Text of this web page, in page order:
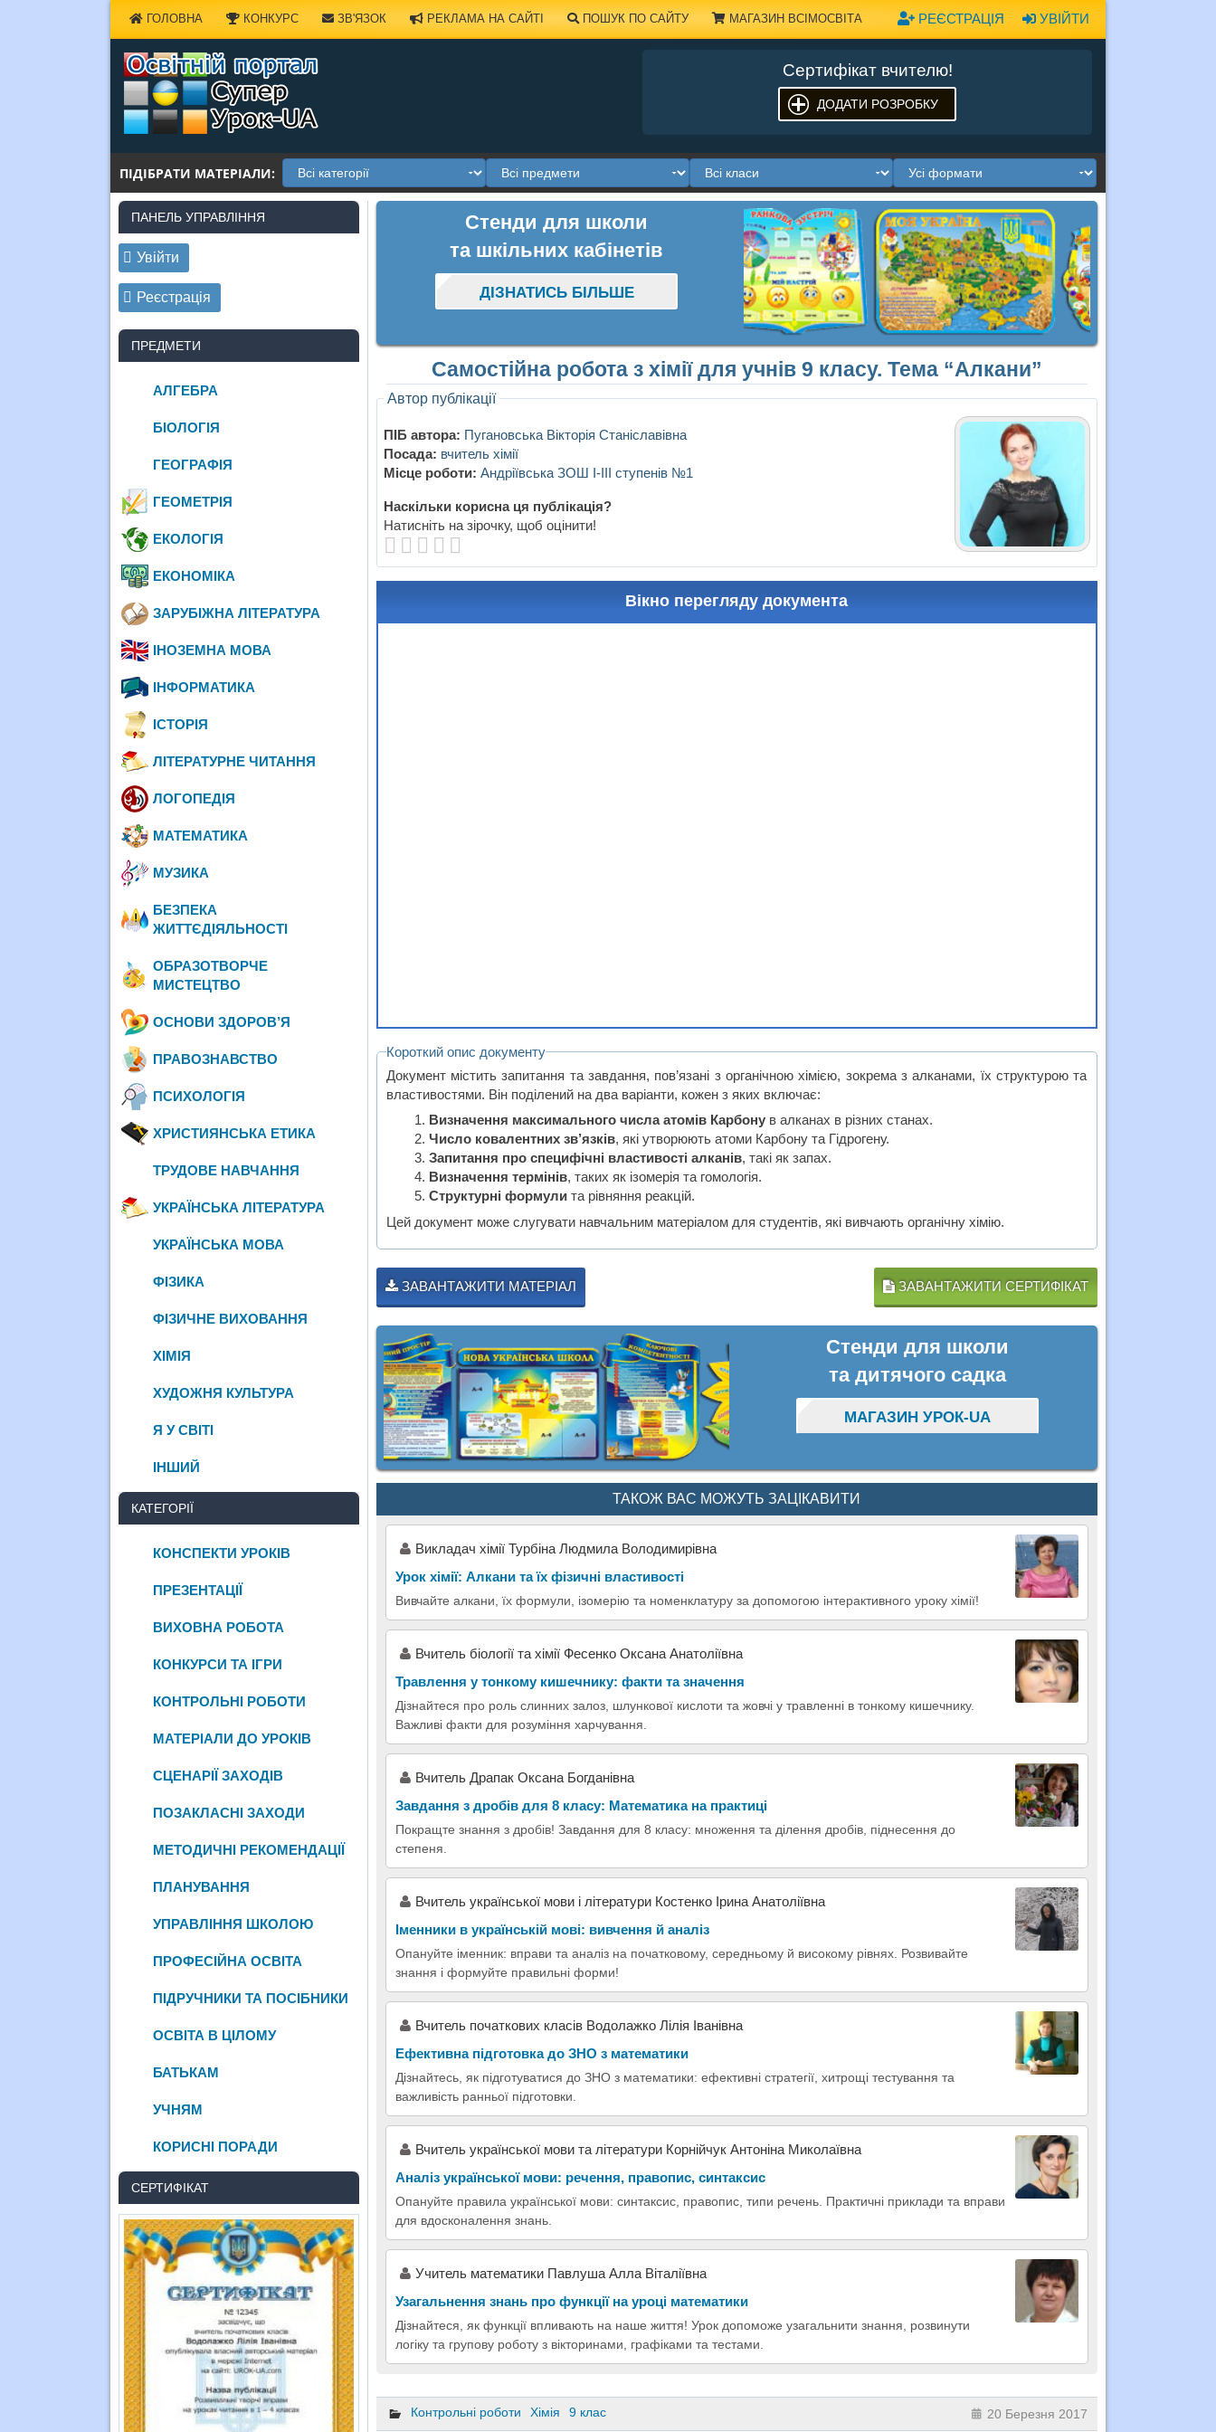
УВІЙТИ
РЕЄСТРАЦІЯ
ГОЛОВНА КОНКУРС ЗВ'ЯЗОК РЕКЛАМА НА САЙТІ ПОШУК ПО САЙТУ МАГАЗИН ВСІМОСВІТА
Сертифікат вчителю!
ДОДАТИ РОЗРОБКУ
ПІДІБРАТИ МАТЕРІАЛИ:
Стенди для школи
та шкільних кабінетів
ДІЗНАТИСЬ БІЛЬШЕ
Самостійна робота з хімії для учнів 9 класу. Тема “Алкани”
Автор публікації
ПІБ автора: Пугановська Вікторія Станіславівна
Посада: вчитель хімії
Місце роботи: Андріївська ЗОШ І-ІІІ ступенів №1
Наскільки корисна ця публікація?
Натисніть на зірочку, щоб оцінити!
Вікно перегляду документа
Короткий опис документу
Документ містить запитання та завдання, пов’язані з органічною хімією, зокрема з алканами, їх структурою та
властивостями. Він поділений на два варіанти, кожен з яких включає:
Визначення максимального числа атомів Карбону в алканах в різних станах.
Число ковалентних зв’язків, які утворюють атоми Карбону та Гідрогену.
Запитання про специфічні властивості алканів, такі як запах.
Визначення термінів, таких як ізомерія та гомологія.
Структурні формули та рівняння реакцій.
Цей документ може слугувати навчальним матеріалом для студентів, які вивчають органічну хімію.
ЗАВАНТАЖИТИ МАТЕРІАЛ ЗАВАНТАЖИТИ СЕРТИФІКАТ
Стенди для школи
та дитячого садка
МАГАЗИН УРОК-UA
ТАКОЖ ВАС МОЖУТЬ ЗАЦІКАВИТИ
Викладач хімії Турбіна Людмила Володимирівна
Урок хімії: Алкани та їх фізичні властивості
Вивчайте алкани, їх формули, ізомерію та номенклатуру за допомогою інтерактивного уроку хімії!
Вчитель біології та хімії Фесенко Оксана Анатоліївна
Травлення у тонкому кишечнику: факти та значення
Дізнайтеся про роль слинних залоз, шлункової кислоти та жовчі у травленні в тонкому кишечнику.
Важливі факти для розуміння харчування.
Вчитель Драпак Оксана Богданівна
Завдання з дробів для 8 класу: Математика на практиці
Покращте знання з дробів! Завдання для 8 класу: множення та ділення дробів, піднесення до
степеня.
Вчитель української мови і літератури Костенко Ірина Анатоліївна
Іменники в українській мові: вивчення й аналіз
Опануйте іменник: вправи та аналіз на початковому, середньому й високому рівнях. Розвивайте
знання і формуйте правильні форми!
Вчитель початкових класів Водолажко Лілія Іванівна
Ефективна підготовка до ЗНО з математики
Дізнайтесь, як підготуватися до ЗНО з математики: ефективні стратегії, хитрощі тестування та
важливість ранньої підготовки.
Вчитель української мови та літератури Корнійчук Антоніна Миколаївна
Аналіз української мови: речення, правопис, синтаксис
Опануйте правила української мови: синтаксис, правопис, типи речень. Практичні приклади та вправи
для вдосконалення знань.
Учитель математики Павлуша Алла Віталіївна
Узагальнення знань про функції на уроці математики
Дізнайтеся, як функції впливають на наше життя! Урок допоможе узагальнити знання, розвинути
логіку та групову роботу з вікторинами, графіками та тестами.
Контрольні роботи Хімія 9 клас 20 Березня 2017
ПАНЕЛЬ УПРАВЛІННЯ
Увійти
Реєстрація
ПРЕДМЕТИ
АЛГЕБРА
БІОЛОГІЯ
ГЕОГРАФІЯ
ГЕОМЕТРІЯ
ЕКОЛОГІЯ
ЕКОНОМІКА
ЗАРУБІЖНА ЛІТЕРАТУРА
ІНОЗЕМНА МОВА
ІНФОРМАТИКА
ІСТОРІЯ
ЛІТЕРАТУРНЕ ЧИТАННЯ
ЛОГОПЕДІЯ
МАТЕМАТИКА
МУЗИКА
БЕЗПЕКА
ЖИТТЄДІЯЛЬНОСТІ
ОБРАЗОТВОРЧЕ
МИСТЕЦТВО
ОСНОВИ ЗДОРОВ’Я
ПРАВОЗНАВСТВО
ПСИХОЛОГІЯ
ХРИСТИЯНСЬКА ЕТИКА
ТРУДОВЕ НАВЧАННЯ
УКРАЇНСЬКА ЛІТЕРАТУРА
УКРАЇНСЬКА МОВА
ФІЗИКА
ФІЗИЧНЕ ВИХОВАННЯ
ХІМІЯ
ХУДОЖНЯ КУЛЬТУРА
Я У СВІТІ
ІНШИЙ
КАТЕГОРІЇ
КОНСПЕКТИ УРОКІВ
ПРЕЗЕНТАЦІЇ
ВИХОВНА РОБОТА
КОНКУРСИ ТА ІГРИ
КОНТРОЛЬНІ РОБОТИ
МАТЕРІАЛИ ДО УРОКІВ
СЦЕНАРІЇ ЗАХОДІВ
ПОЗАКЛАСНІ ЗАХОДИ
МЕТОДИЧНІ РЕКОМЕНДАЦІЇ
ПЛАНУВАННЯ
УПРАВЛІННЯ ШКОЛОЮ
ПРОФЕСІЙНА ОСВІТА
ПІДРУЧНИКИ ТА ПОСІБНИКИ
ОСВІТА В ЦІЛОМУ
БАТЬКАМ
УЧНЯМ
КОРИСНІ ПОРАДИ
СЕРТИФІКАТ